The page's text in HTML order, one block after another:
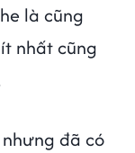
là cũng
nhất cũng
đã có